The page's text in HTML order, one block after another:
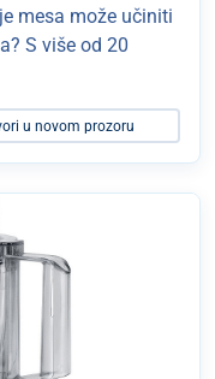
mesa može učiniti
S više od 20
u novom prozoru